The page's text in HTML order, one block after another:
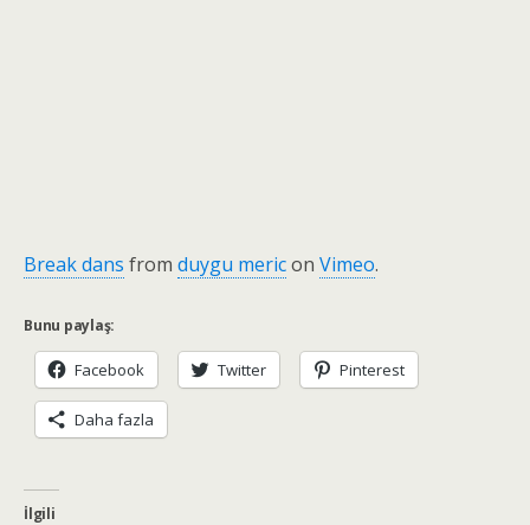
Break dans from duygu mericon Vimeo.
Bunu paylaş:
Facebook Twitter Pinterest
Daha fazla
İlgili